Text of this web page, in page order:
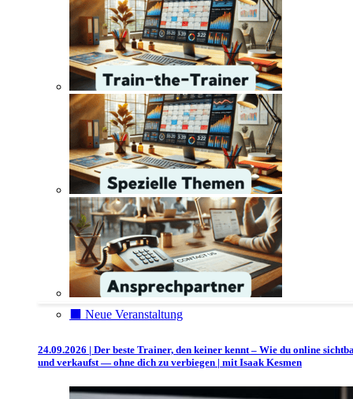
⬛️ Neue Veranstaltung
24.09.2026 | Der beste Trainer, den keiner kennt – Wie du online
und verkaufst — ohne dich zu verbiegen | mit Isaak Kesmen